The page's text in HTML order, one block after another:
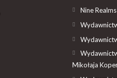
Nine Realms
Mikołaja